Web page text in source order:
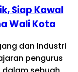
Siap Kawal
Wali Kota
dan Industri
pengurus